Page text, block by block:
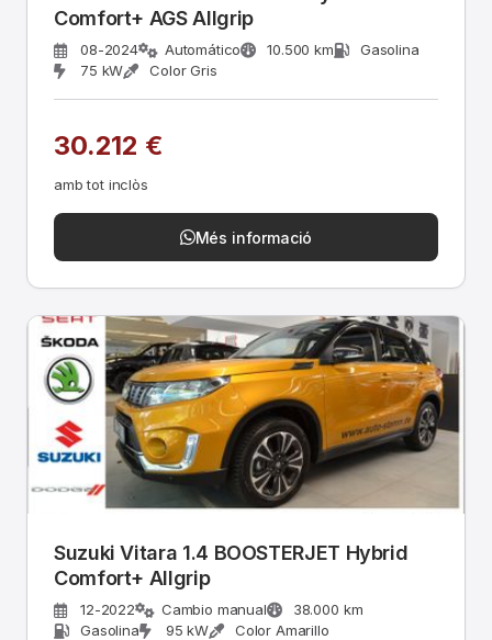
Comfort+ AGS Allgrip
08-2024 Automático 10.500 km
Gasolina
75 kW
Color Gris
30.212 €
amb tot inclòs
Més informació
Suzuki Vitara 1.4 BOOSTERJET Hybrid
Comfort+ Allgrip
12-2022 Cambio manual
38.000 km
Gasolina
95 kW Color Amarillo